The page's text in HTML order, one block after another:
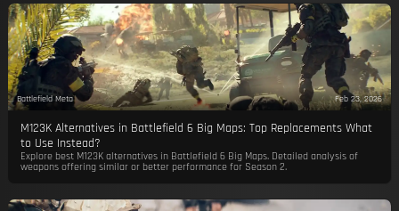
Battlefield Meta Feb 23, 2026
M123K Alternatives in Battlefield 6 Big Maps: Top Replacements What
to Use Instead?
Explore best M123K alternatives in Battlefield 6 Big Maps. Detailed analysis of
weapons offering similar or better performance for Season 2.